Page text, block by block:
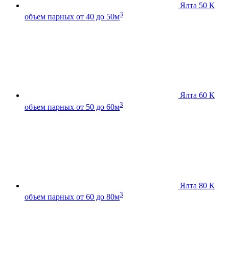
Ялта 50 К
объем парных от 40 до 50м3
Ялта 60 К
объем парных от 50 до 60м3
Ялта 80 К
объем парных от 60 до 80м3